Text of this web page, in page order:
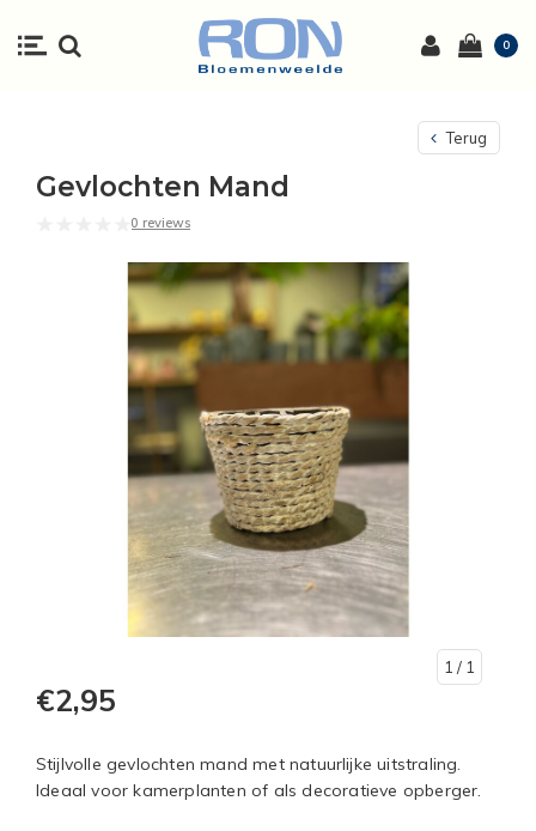
0
Terug
Gevlochten Mand
0 reviews
1 / 1
€2,95
Stijlvolle gevlochten mand met natuurlijke uitstraling.
Ideaal voor kamerplanten of als decoratieve opberger.